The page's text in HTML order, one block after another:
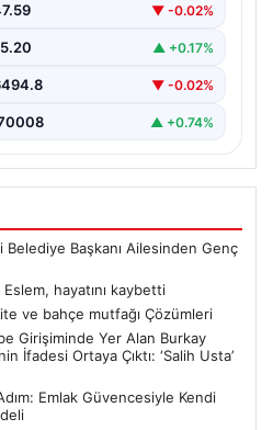
▼ -0.02%
▲ +0.17%
▼ -0.02%
▲ +0.74%
Belediye Başkanı Ailesinden Genç
hayatını kaybetti
ve bahçe mutfağı Çözümleri
Girişiminde Yer Alan Burkay
İfadesi Ortaya Çıktı: ‘Salih Usta’
Emlak Güvencesiyle Kendi